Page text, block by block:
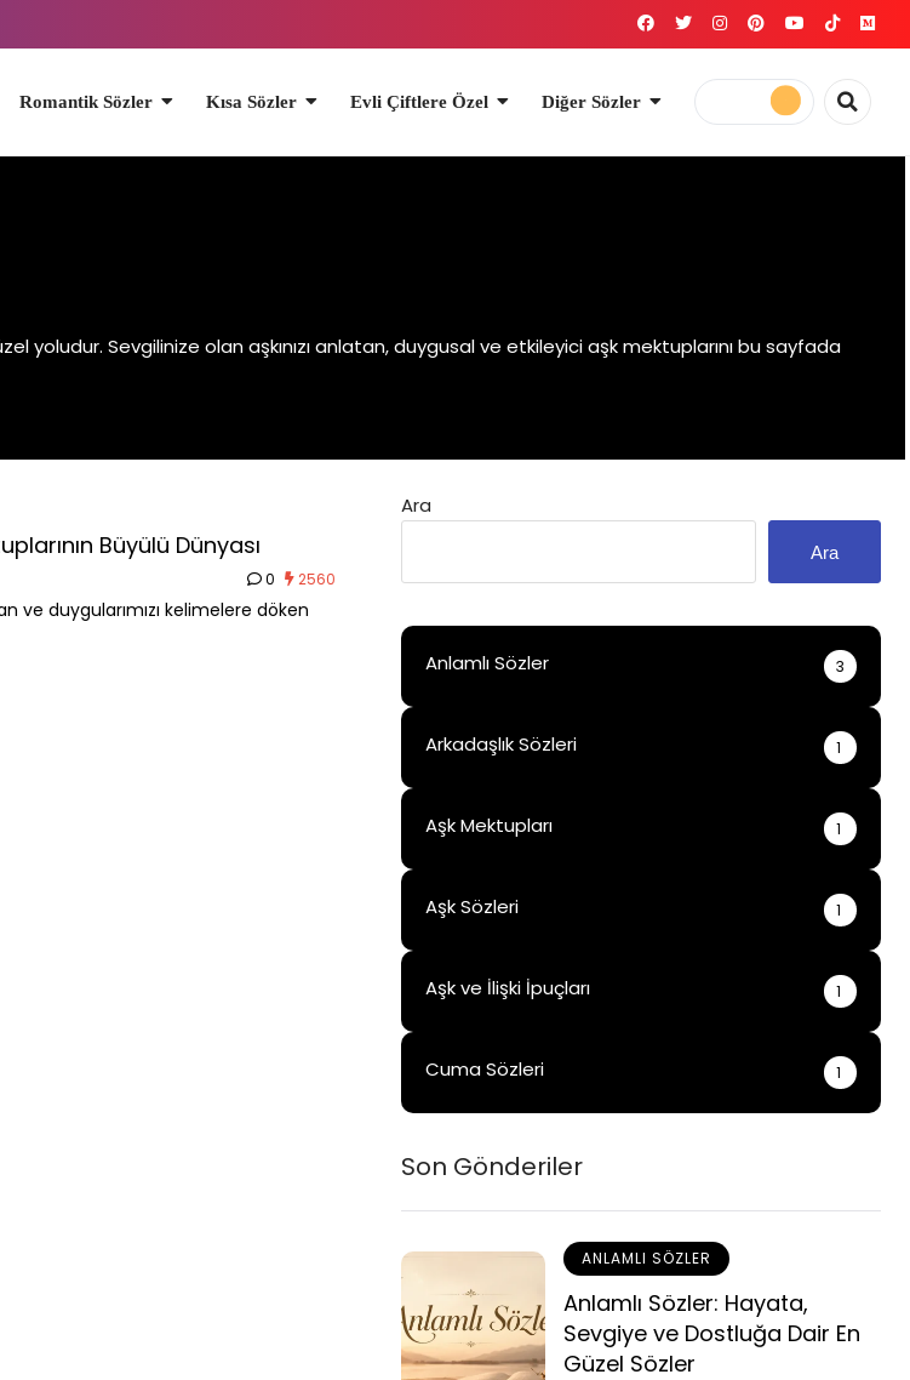
Sözler Kısa Sözler Evli Çiftlere Özel Diğer Sözler
yoludur. Sevgilinize olan aşkınızı anlatan, duygusal ve etkileyici aşk mektuplarını bu sayfada
Büyülü Dünyası
0 2560
ve duygularımızı kelimelere döken
Ara
Ara
Anlamlı Sözler 3
Arkadaşlık Sözleri 1
Aşk Mektupları 1
Aşk Sözleri 1
Aşk ve İlişki İpuçları 1
Cuma Sözleri 1
Son Gönderiler
ANLAMLI SÖZLER
Anlamlı Sözler: Hayata,
Sevgiye ve Dostluğa Dair En
Güzel Sözler